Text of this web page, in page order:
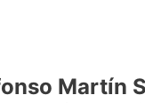
Martín